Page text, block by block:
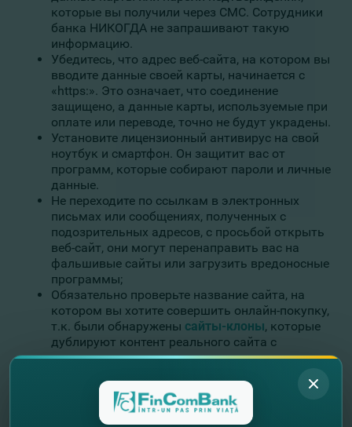
которые вы получили через СМС. Сотрудники
банка НИКОГДА не запрашивают такую ​​
информацию.
Убедитесь, что адрес веб-сайта, на котором вы
вводите данные своей карты, начинается с
«https:». Это означает, что соединение
защищено, а данные карты, используемые при
оплате или переводе, точно не будут украдены.
Установите лицензионный антивирус на свой
ноутбук и смартфон. Он защитит вас от
программ, которые собирают пароли и личные
данные.
Не переходите по ссылкам в электронных
письмах или сообщениях, полученных с
подозрительных адресов, с просьбой открыть
веб-сайт, они могут перенаправить вас на
фальшивые сайты или загрузить вредоносные
программы;
Обязательно проверьте название сайта, на
котором вы хотите совершить онлайн-покупку,
т.к. были обнаружены сайты-клоны, которые
дублируют контент реального сайта с
похожим на него названием, но с
самого адреса;
Не открывать документы, прикрепленные к
сообщениям, полученным с неизвестных